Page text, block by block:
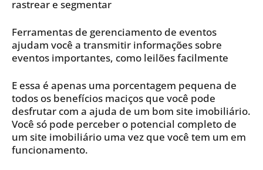
rastrear e segmentar
Ferramentas de gerenciamento de eventos
ajudam você a transmitir informações sobre
eventos importantes, como leilões facilmente
E essa é apenas uma porcentagem pequena de
todos os benefícios maciços que você pode
desfrutar com a ajuda de um bom site imobiliário.
Você só pode perceber o potencial completo de
um site imobiliário uma vez que você tem um em
funcionamento.